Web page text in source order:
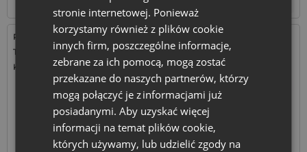
Rozmiar: 13x27 cm
Tkanina: Bawełna
Kolor:
Tkanina: Organza
Kolor:
stronie internetowej. Ponieważ
korzystamy również z plików cookie
innych firm, poszczególne informacje,
zebrane za ich pomocą, mogą zostać
przekazane do naszych partnerów, którzy
mogą połączyć je z informacjami już
posiadanymi. Aby uzyskać więcej
informacji na temat plików cookie,
których używamy, lub udzielić zgody na